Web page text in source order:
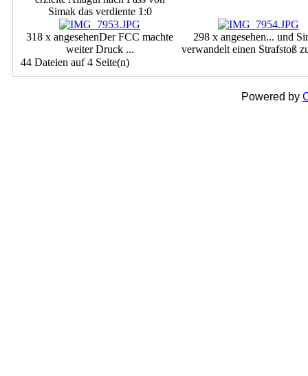
Simak das verdiente 1:0
318 x angesehenDer FCC machte
weiter Druck ...
298 x angesehen... und
verwandelt einen Strafstoß
44 Dateien auf 4 Seite(n)
Powered by